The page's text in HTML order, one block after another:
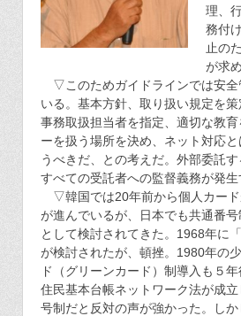
理、
務付
止の
が求
▽このためガイドラインでは安全
いる。基本方針、取り扱い規定を
事務取扱担当者を指定、適切な教
ーを扱う場所を決め、ネット対応
うべきだ、との考えだ。外部委託
すべての受託者への監督義務が発生
▽韓国では20年前から個人カード
が進んでいるが、日本でも共通番
として検討されてきた。1968年に
が検討されたが、頓挫。1980年の
ド（グリーンカード）制導入も５
住民基本台帳ネットワーク法が成
号制だと反対の声が強かった。し